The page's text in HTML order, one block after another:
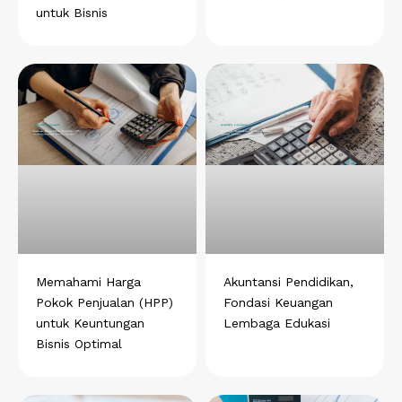
untuk Bisnis
Memahami Harga
Pokok Penjualan (HPP)
untuk Keuntungan
Bisnis Optimal
Akuntansi Pendidikan,
Fondasi Keuangan
Lembaga Edukasi